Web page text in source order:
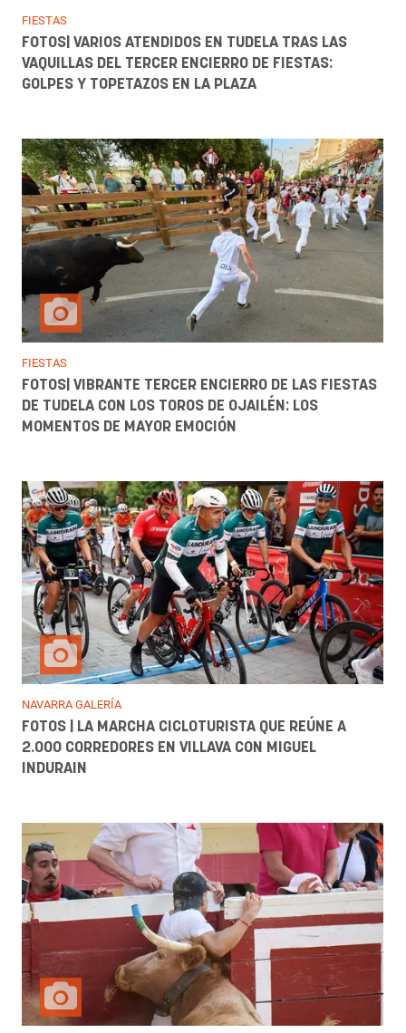
FIESTAS
FOTOS| VARIOS ATENDIDOS EN TUDELA TRAS LAS
VAQUILLAS DEL TERCER ENCIERRO DE FIESTAS:
GOLPES Y TOPETAZOS EN LA PLAZA
FIESTAS
FOTOS| VIBRANTE TERCER ENCIERRO DE LAS FIESTAS
DE TUDELA CON LOS TOROS DE OJAILÉN: LOS
MOMENTOS DE MAYOR EMOCIÓN
NAVARRA GALERÍA
FOTOS | LA MARCHA CICLOTURISTA QUE REÚNE A
2.000 CORREDORES EN VILLAVA CON MIGUEL
INDURAIN